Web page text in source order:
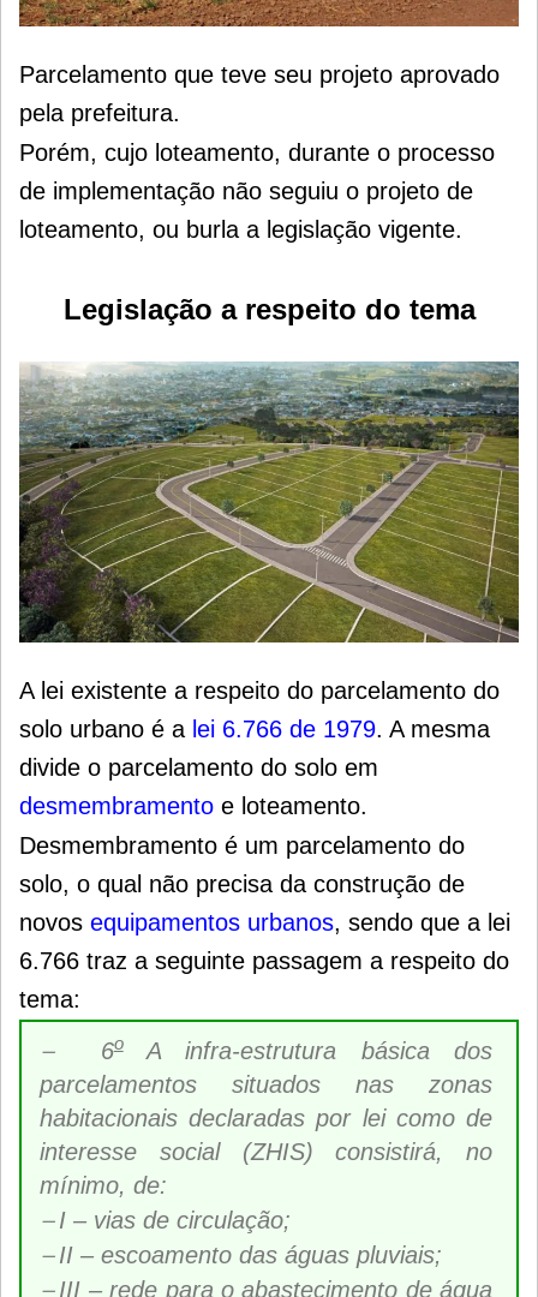
Parcelamento que teve seu projeto aprovado
pela prefeitura.
Porém, cujo loteamento, durante o processo
de implementação não seguiu o projeto de
loteamento, ou burla a legislação vigente.
Legislação a respeito do tema
A lei existente a respeito do parcelamento do
solo urbano é a lei 6.766 de 1979. A mesma
divide o parcelamento do solo em
desmembramento e loteamento.
Desmembramento é um parcelamento do
solo, o qual não precisa da construção de
novos equipamentos urbanos, sendo que a lei
6.766 traz a seguinte passagem a respeito do
tema:
6oA infra-estrutura básica dos
parcelamentos situados nas zonas
habitacionais declaradas por lei como de
interesse social (ZHIS) consistirá, no
mínimo, de:
I – vias de circulação;
II – escoamento das águas pluviais;
III – rede para o abastecimento de água